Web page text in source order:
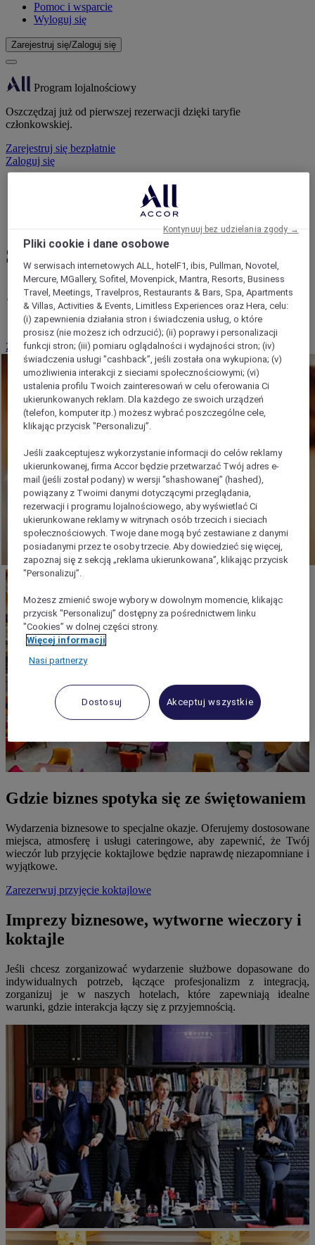
Pomoc i wsparcie
Wyloguj się
Zarejestruj się/Zaloguj się
Program lojalnościowy
Oszczędzaj już od pierwszej rezerwacji dzięki taryfie
członkowskiej.
Zarejestruj się bezpłatnie
Zaloguj się
Spotkanie koktajlowe
Świętujcie wydarzenie - sprawimy, że będzie
wyjątkowe
Zarezerwuj przyjęcie koktajlowe
Gdzie biznes spotyka się ze świętowaniem
Wydarzenia biznesowe to specjalne okazje. Oferujemy dostosowane
miejsca, atmosferę i usługi cateringowe, aby zapewnić, że Twój
wieczór lub przyjęcie koktajlowe będzie naprawdę niezapomniane i
wyjątkowe.
Zarezerwuj przyjęcie koktajlowe
Imprezy biznesowe, wytworne wieczory i
koktajle
Jeśli chcesz zorganizować wydarzenie służbowe dopasowane do
indywidualnych potrzeb, łączące profesjonalizm z integracją,
zorganizuj je w naszych hotelach, które zapewniają idealne
warunki, gdzie interakcja łączy się z przyjemnością.
Pliki cookie i dane osobowe
W serwisach internetowych ALL, hotelF1, ibis, Pullman, Novotel,
Mercure, MGallery, Sofitel, Movenpick, Mantra, Resorts, Business
Travel, Meetings, Travelpros, Restaurants & Bars, Spa, Apartments
& Villas, Activities & Events, Limitless Experiences oraz Hera, celu:
(i) zapewnienia działania stron i świadczenia usług, o które
prosisz (nie możesz ich odrzucić); (ii) poprawy i personalizacji
funkcji stron; (iii) pomiaru oglądalności i wydajności stron; (iv)
świadczenia usługi "cashback”, jeśli została ona wykupiona; (v)
umożliwienia interakcji z sieciami społecznościowymi; (vi)
ustalenia profilu Twoich zainteresowań w celu oferowania Ci
ukierunkowanych reklam. Dla każdego ze swoich urządzeń
(telefon, komputer itp.) możesz wybrać poszczególne cele,
klikając przycisk "Personalizuj”.
Jeśli zaakceptujesz wykorzystanie informacji do celów reklamy
ukierunkowanej, firma Accor będzie przetwarzać Twój adres e-
mail (jeśli został podany) w wersji "shashowanej” (hashed),
powiązany z Twoimi danymi dotyczącymi przeglądania,
rezerwacji i programu lojalnościowego, aby wyświetlać Ci
ukierunkowane reklamy w witrynach osób trzecich i sieciach
społecznościowych. Twoje dane mogą być zestawiane z danymi
posiadanymi przez te osoby trzecie. Aby dowiedzieć się więcej,
zapoznaj się z sekcją „reklama ukierunkowana”, klikając przycisk
"Personalizuj”.
Możesz zmienić swoje wybory w dowolnym momencie, klikając
przycisk "Personalizuj” dostępny za pośrednictwem linku
"Cookies” w dolnej części strony.
Więcej informacji
Nasi partnerzy
Dostosuj Akceptuj wszystkie
Kontynuuj bez udzielania zgody →